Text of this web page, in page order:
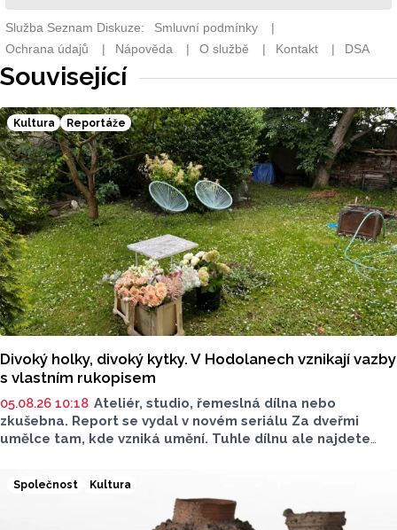
Související
Kultura Reportáže
Divoký holky, divoký kytky. V Hodolanech vznikají vazby
s vlastním rukopisem
05.08.26 10:18 Ateliér, studio, řemeslná dílna nebo
zkušebna. Report se vydal v novém seriálu Za dveřmi
umělce tam, kde vzniká umění. Tuhle dílnu ale najdete
Společnost Kultura